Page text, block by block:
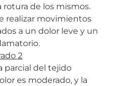
rotura de los mismos.
realizar movimientos
a un dolor leve y un
2
parcial del tejido
es moderado, y la